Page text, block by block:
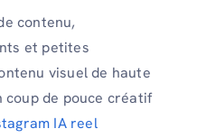
contenu,
et petites
visuel de haute
de pouce créatif
IA reel